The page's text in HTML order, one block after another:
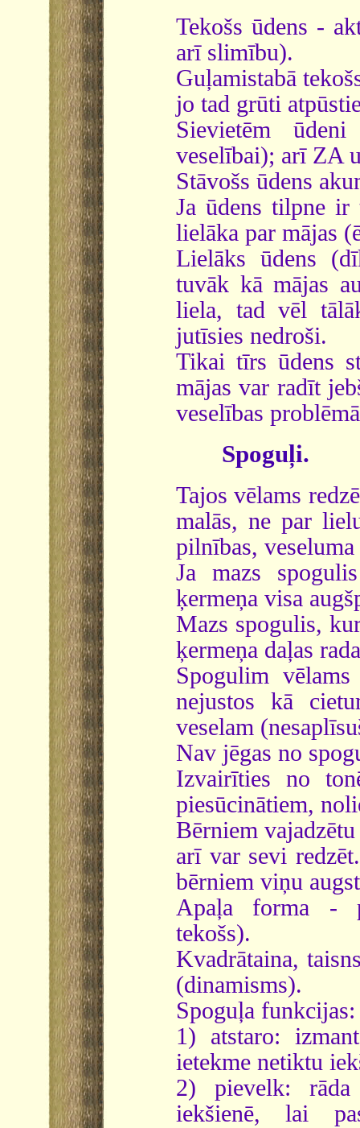
Tekošs ūdens -
arī slimību).
Guļamistabā
jo tad grūti
Sievietēm
veselībai); arī ZA
Stāvošs ūdens
Ja ūdens tilpne ir
lielāka par mājas
Lielāks ūdens
tuvāk kā mājas
liela, tad vēl
jutīsies nedroši.
Tikai tīrs ūdens
mājas var radīt
veselības
Spoguļi.
Tajos vēlams
malās, ne par
pilnības,
Ja mazs
ķermeņa visa
Mazs spogulis,
ķermeņa daļas
Spogulim
nejustos kā
veselam
Nav jēgas no
Izvairīties no
piesūcinātiem,
Bērniem
arī var sevi
bērniem viņu
Apaļa forma -
tekošs).
Kvadrātaina,
(dinamisms).
Spoguļa funkcijas:
1) atstaro:
ietekme netiktu
2) pievelk:
iekšienē, lai